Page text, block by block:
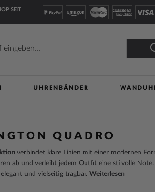
SEIT
UHRENBÄNDER
QUADRO
verbindet klare Linien mit einer modernen
ab und verleiht jedem Outfit eine stilvolle
und vielseitig tragbar. Weiterlesen